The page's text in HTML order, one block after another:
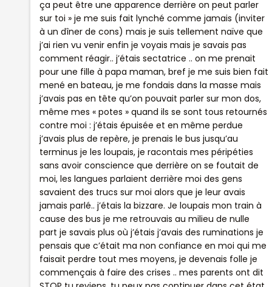
ça peut être une apparence derrière on peut parler
sur toi » je me suis fait lynché comme jamais (inviter
à un dîner de cons) mais je suis tellement naïve que
j’ai rien vu venir enfin je voyais mais je savais pas
comment réagir.. j’étais sectatrice .. on me prenait
pour une fille à papa maman, bref je me suis bien fait
mené en bateau, je me fondais dans la masse mais
j’avais pas en tête qu’on pouvait parler sur mon dos,
même mes « potes » quand ils se sont tous retournés
contre moi : j’étais épuisée et en même perdue
j’avais plus de repère, je prenais le bus jusqu’au
terminus je les loupais, je racontais mes péripéties
sans avoir conscience que derrière on se foutait de
moi, les langues parlaient derrière moi des gens
savaient des trucs sur moi alors que je leur avais
jamais parlé.. j’étais la bizzare. Je loupais mon train à
cause des bus je me retrouvais au milieu de nulle
part je savais plus où j’étais j’avais des ruminations je
pensais que c’était ma non confiance en moi qui me
faisait perdre tout mes moyens, je devenais folle je
commençais à faire des crises .. mes parents ont dit